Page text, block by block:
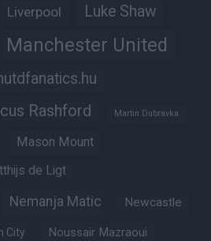
Liverpool Luke Shaw
Manchester United
Rashford Martin Dubravka
Mason Mount
de Ligt
Nemanja Matic Newcastle
City Noussair Mazraoui